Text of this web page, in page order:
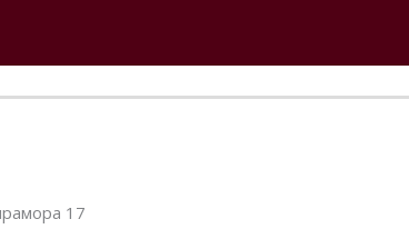
17